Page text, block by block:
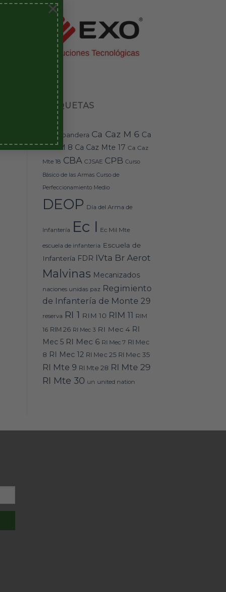
×
ETIQUETAS
BAI-11 bandera Ca Caz M 6 Ca
Caz M 8 Ca Caz Mte 17 Ca Caz
Mte 18 CBA CJSAE CPB Curso
Básico de las Armas Curso de
Perfeccionamiento Medio
DEOP Día del Arma de
Infantería Ec I Ec Mil Mte
escuela de infanteria Escuela de
Infantería FDR IVta Br Aerot
Malvinas Mecanizados
naciones unidas paz Regimiento
de Infantería de Monte 29
reserva RI 1 RIM 10 RIM 11 RIM
16 RIM 26 RI Mec 3 RI Mec 4 RI
Mec 5 RI Mec 6 RI Mec 7 RI Mec
8 RI Mec 12 RI Mec 25 RI Mec 35
RI Mte 9 RI Mte 28 RI Mte 29
RI Mte 30 un united nation